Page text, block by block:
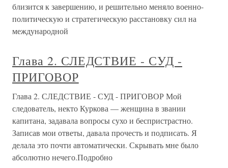
близится к завершению, и решительно меняло военно-
политическую и стратегическую расстановку сил на
международной
Глава 2. СЛЕДСТВИЕ - СУД -
ПРИГОВОР
Глава 2. СЛЕДСТВИЕ - СУД - ПРИГОВОР Мой
следователь, некто Куркова — женщина в звании
капитана, задавала вопросы сухо и беспристрастно.
Записав мои ответы, давала прочесть и подписать. Я
делала это почти автоматически. Скрывать мне было
абсолютно нечего.Подробно